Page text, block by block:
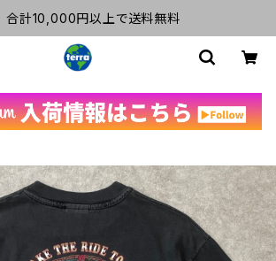
合計10,000円以上で送料無料